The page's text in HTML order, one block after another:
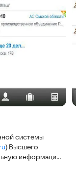
системы
) Высшего
информацию